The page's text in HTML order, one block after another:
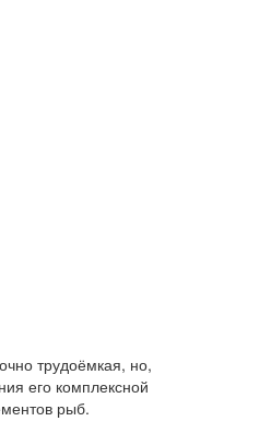
трудоёмкая, но,
его комплексной
рыб.